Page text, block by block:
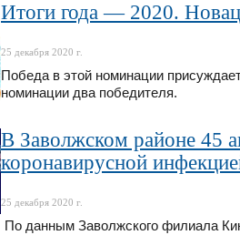
Итоги года — 2020.
25 декабря 2020 г.
Победа в этой номинации
номинации два победителя.
В Заволжском районе 45
коронавирусной
25 декабря 2020 г.
По данным Заволжского филиала